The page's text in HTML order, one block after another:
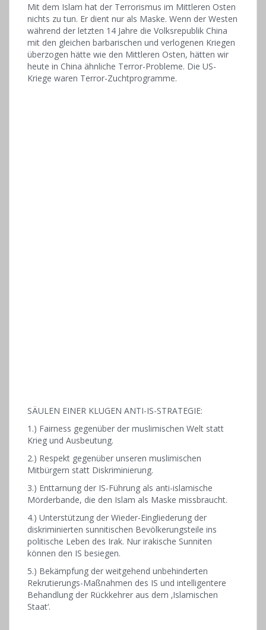
Mit dem Islam hat der Terrorismus im Mittleren Osten
nichts zu tun. Er dient nur als Maske. Wenn der Westen
während der letzten 14 Jahre die Volksrepublik China
mit den gleichen barbarischen und verlogenen Kriegen
überzogen hätte wie den Mittleren Osten, hätten wir
heute in China ähnliche Terror-Probleme. Die US-
Kriege waren Terror-Zuchtprogramme.
SÄULEN EINER KLUGEN ANTI-IS-STRATEGIE:
1.) Fairness gegenüber der muslimischen Welt statt
Krieg und Ausbeutung.
2.) Respekt gegenüber unseren muslimischen
Mitbürgern statt Diskriminierung.
3.) Enttarnung der IS-Führung als anti-islamische
Mörderbande, die den Islam als Maske missbraucht.
4.) Unterstützung der Wieder-Eingliederung der
diskriminierten sunnitischen Bevölkerungsteile ins
politische Leben des Irak. Nur irakische Sunniten
können den IS besiegen.
5.) Bekämpfung der weitgehend unbehinderten
Rekrutierungs-Maßnahmen des IS und intelligentere
Behandlung der Rückkehrer aus dem ‚Islamischen
Staat‘.